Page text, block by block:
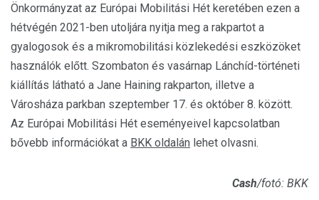
Önkormányzat az Európai Mobilitási Hét keretében ezen a
hétvégén 2021-ben utoljára nyitja meg a rakpartot a
gyalogosok és a mikromobilitási közlekedési eszközöket
használók előtt. Szombaton és vasárnap Lánchíd-történeti
kiállítás látható a Jane Haining rakparton, illetve a
Városháza parkban szeptember 17. és október 8. között.
Az Európai Mobilitási Hét eseményeivel kapcsolatban
bővebb információkat a BKK oldalán lehet olvasni.
Cash/fotó: BKK